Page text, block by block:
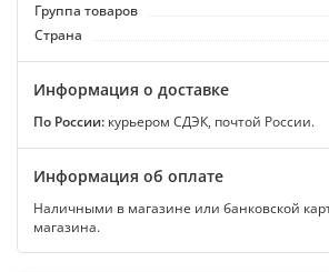
Группа товаров
Страна
Информация о доставке
По России: курьером СДЭК, почтой России.
Информация об оплате
Наличными в магазине или банковской
магазина.